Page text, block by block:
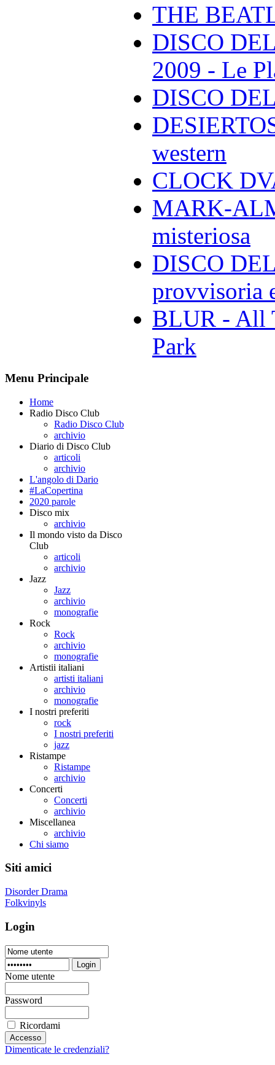
THE
DISCO
2009 - Le
DISCO
western
CLOCK
MARK-
misteriosa
DISCO
provvisoria
BLUR - All
Park
Menu Principale
Home
Radio Disco Club
Radio Disco Club
archivio
Diario di Disco Club
articoli
archivio
L'angolo di Dario
#LaCopertina
2020 parole
Disco mix
archivio
Il mondo visto da Disco
Club
articoli
archivio
Jazz
Jazz
archivio
monografie
Rock
Rock
archivio
monografie
Artistii italiani
artisti italiani
archivio
monografie
I nostri preferiti
rock
I nostri preferiti
jazz
Ristampe
Ristampe
archivio
Concerti
Concerti
archivio
Miscellanea
archivio
Chi siamo
Siti amici
Disorder Drama
Folkvinyls
Login
Login
Nome utente
Password
Ricordami
Dimenticate le credenziali?